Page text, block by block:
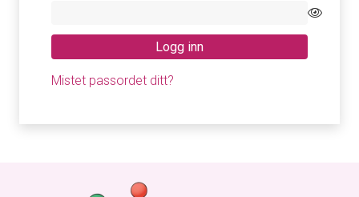
Logg inn
Mistet passordet ditt?